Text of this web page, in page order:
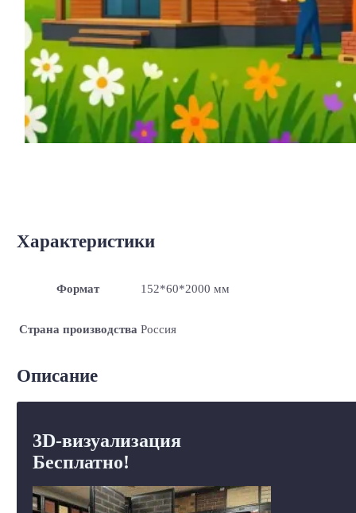
Характеристики
Формат 152*60*2000 мм
Страна производства Россия
Описание
3D-визуализация
Бесплатно!